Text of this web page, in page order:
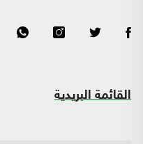
القائمة البريدية